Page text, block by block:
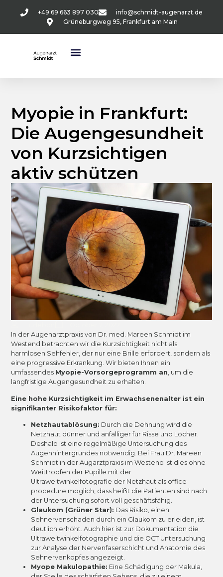
+49 69 663 897 030
info@schmidt-augenarzt.de
Grüneburgweg 95, Frankfurt am Main
Myopie in Frankfurt:
Die Augengesundheit
von Kurzsichtigen
aktiv schützen
In der Augenarztpraxis von Dr. med. Mareen Schmidt im
Westend betrachten wir die Kurzsichtigkeit nicht als
harmlosen Sehfehler, der nur eine Brille erfordert, sondern als
eine progressive Erkrankung. Wir bieten Ihnen ein
umfassendes Myopie-Vorsorgeprogramm an, um die
langfristige Augengesundheit zu erhalten.
Eine hohe Kurzsichtigkeit im Erwachsenenalter ist ein
signifikanter Risikofaktor für:
Netzhautablösung: Durch die Dehnung wird die
Netzhaut dünner und anfälliger für Risse und Löcher.
Deshalb ist eine regelmäßige Untersuchung des
Augenhintergrundes notwendig. Bei Frau Dr. Mareen
Schmidt in der Augarztpraxis im Westend ist dies ohne
Weittropfen der Pupille mit der
Ultraweitwinkelfotografie der Netzhaut als office
procedure möglich, dass heißt die Patienten sind nach
der Untersuchung sofort voll geschäftsfähig.
Glaukom (Grüner Star): Das Risiko, einen
Sehnervenschaden durch ein Glaukom zu erleiden, ist
deutlich erhöht. Auch hier ist zur Dokumentation die
Ultraweitwinkelfotographie und die OCT Untersuchung
zur Analyse der Nervenfaserschicht und Anatomie des
Sehnervenkopfes angezeigt.
Myope Makulopathie: Eine Schädigung der Makula,